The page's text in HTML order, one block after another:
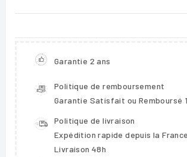
Garantie 2 ans
Politique de remboursement
Garantie Satisfait ou Remboursé
Politique de livraison
Expédition rapide depuis la
Livraison 48h